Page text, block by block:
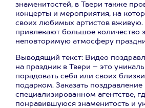
знаменитостей, в Твери также
концерты и мероприятия, на
своих любимых артистов вживую.
привлекают большое количество
неповторимую атмосферу
Выводящий текст: Видео
на праздник в Твери – это
порадовать себя или своих
подарком. Заказать
специализированном агентстве,
понравившуюся знаменитость и